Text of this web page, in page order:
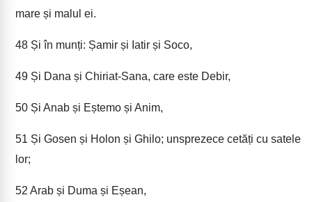
mare și malul ei.
48 Și în munți: Șamir și Iatir și Soco,
49 Și Dana și Chiriat-Sana, care este Debir,
50 Și Anab și Eștemo și Anim,
51 Și Gosen și Holon și Ghilo; unsprezece cetăți cu satele
lor;
52 Arab și Duma și Eșean,